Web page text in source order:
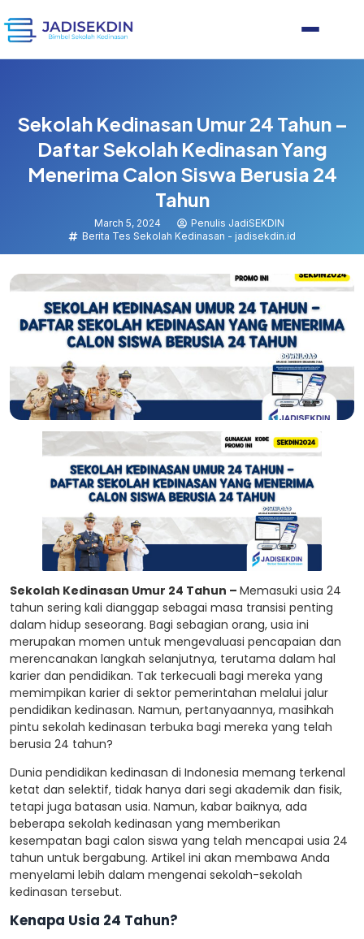
Sekolah Kedinasan Umur 24 Tahun –
Daftar Sekolah Kedinasan Yang
Menerima Calon Siswa Berusia 24
Tahun
March 5, 2024
Penulis JadiSEKDIN
Berita Tes Sekolah Kedinasan - jadisekdin.id
Sekolah Kedinasan Umur 24 Tahun – Memasuki usia 24
tahun sering kali dianggap sebagai masa transisi penting
dalam hidup seseorang. Bagi sebagian orang, usia ini
merupakan momen untuk mengevaluasi pencapaian dan
merencanakan langkah selanjutnya, terutama dalam hal
karier dan pendidikan. Tak terkecuali bagi mereka yang
memimpikan karier di sektor pemerintahan melalui jalur
pendidikan kedinasan. Namun, pertanyaannya, masihkah
pintu sekolah kedinasan terbuka bagi mereka yang telah
berusia 24 tahun?
Dunia pendidikan kedinasan di Indonesia memang terkenal
ketat dan selektif, tidak hanya dari segi akademik dan fisik,
tetapi juga batasan usia. Namun, kabar baiknya, ada
beberapa sekolah kedinasan yang memberikan
kesempatan bagi calon siswa yang telah mencapai usia 24
tahun untuk bergabung. Artikel ini akan membawa Anda
menyelami lebih dalam mengenai sekolah-sekolah
kedinasan tersebut.
Kenapa Usia 24 Tahun?